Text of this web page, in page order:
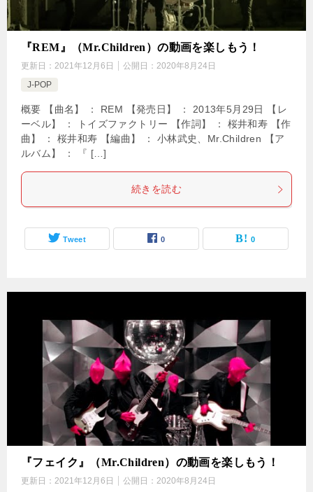
『REM』（Mr.Children）の動画を楽しもう！
更新日： 2021年12月6日 公開日： 2020年8月24日
J-POP
概要 【曲名】 ： REM 【発売日】 ： 2013年5月29日 【レ
ーベル】 ： トイズファクトリー 【作詞】 ： 桜井和寿 【作
曲】 ： 桜井和寿 【編曲】 ： 小林武史、Mr.Children 【ア
ルバム】 ： 『 […]
続きを読む
Tweet 0 0
『フェイク』（Mr.Children）の動画を楽しもう！
更新日： 2021年12月6日 公開日： 2020年8月24日